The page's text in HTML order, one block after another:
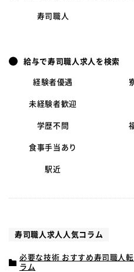
寿司職人
給与で寿司職人求人を検索
経験者優遇
未経験者歓迎
学歴不問
食事手当あり
駅近
寿司職人求人人気コラム
必要な技術 おすすめ寿司職人
ラム